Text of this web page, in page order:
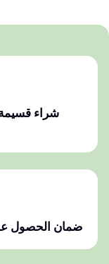
شراء قسيمة
ضمان الحصول